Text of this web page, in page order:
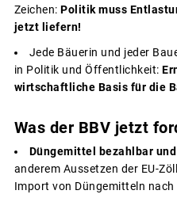
Zeichen: Politik muss
jetzt liefern!
Jede Bäuerin und jeder
in Politik und Öffentlichkeit:
wirtschaftliche Basis für die
Was der BBV jetzt
Düngemittel bezahlbar
anderem Aussetzen der EU-
Import von Düngemitteln nach